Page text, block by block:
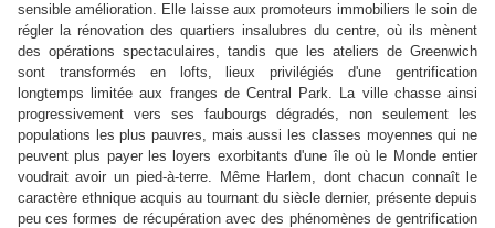
sensible amélioration. Elle laisse aux promoteurs immobiliers le soin de
régler la rénovation des quartiers insalubres du centre, où ils mènent
des opérations spectaculaires, tandis que les ateliers de Greenwich
sont transformés en lofts, lieux privilégiés d'une gentrification
longtemps limitée aux franges de Central Park. La ville chasse ainsi
progressivement vers ses faubourgs dégradés, non seulement les
populations les plus pauvres, mais aussi les classes moyennes qui ne
peuvent plus payer les loyers exorbitants d'une île où le Monde entier
voudrait avoir un pied-à-terre. Même Harlem, dont chacun connaît le
caractère ethnique acquis au tournant du siècle dernier, présente depuis
peu ces formes de récupération avec des phénomènes de gentrification